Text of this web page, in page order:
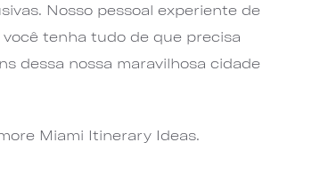
Nosso pessoal experiente de
tenha tudo de que precisa
dessa nossa maravilhosa cidade
Miami Itinerary Ideas.